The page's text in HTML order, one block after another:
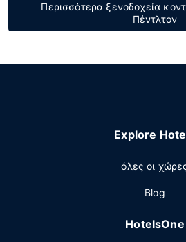
Περισσότερα ξενοδοχεία
Πέντλτον
Explore
όλες οι
Blog
HotelsOne